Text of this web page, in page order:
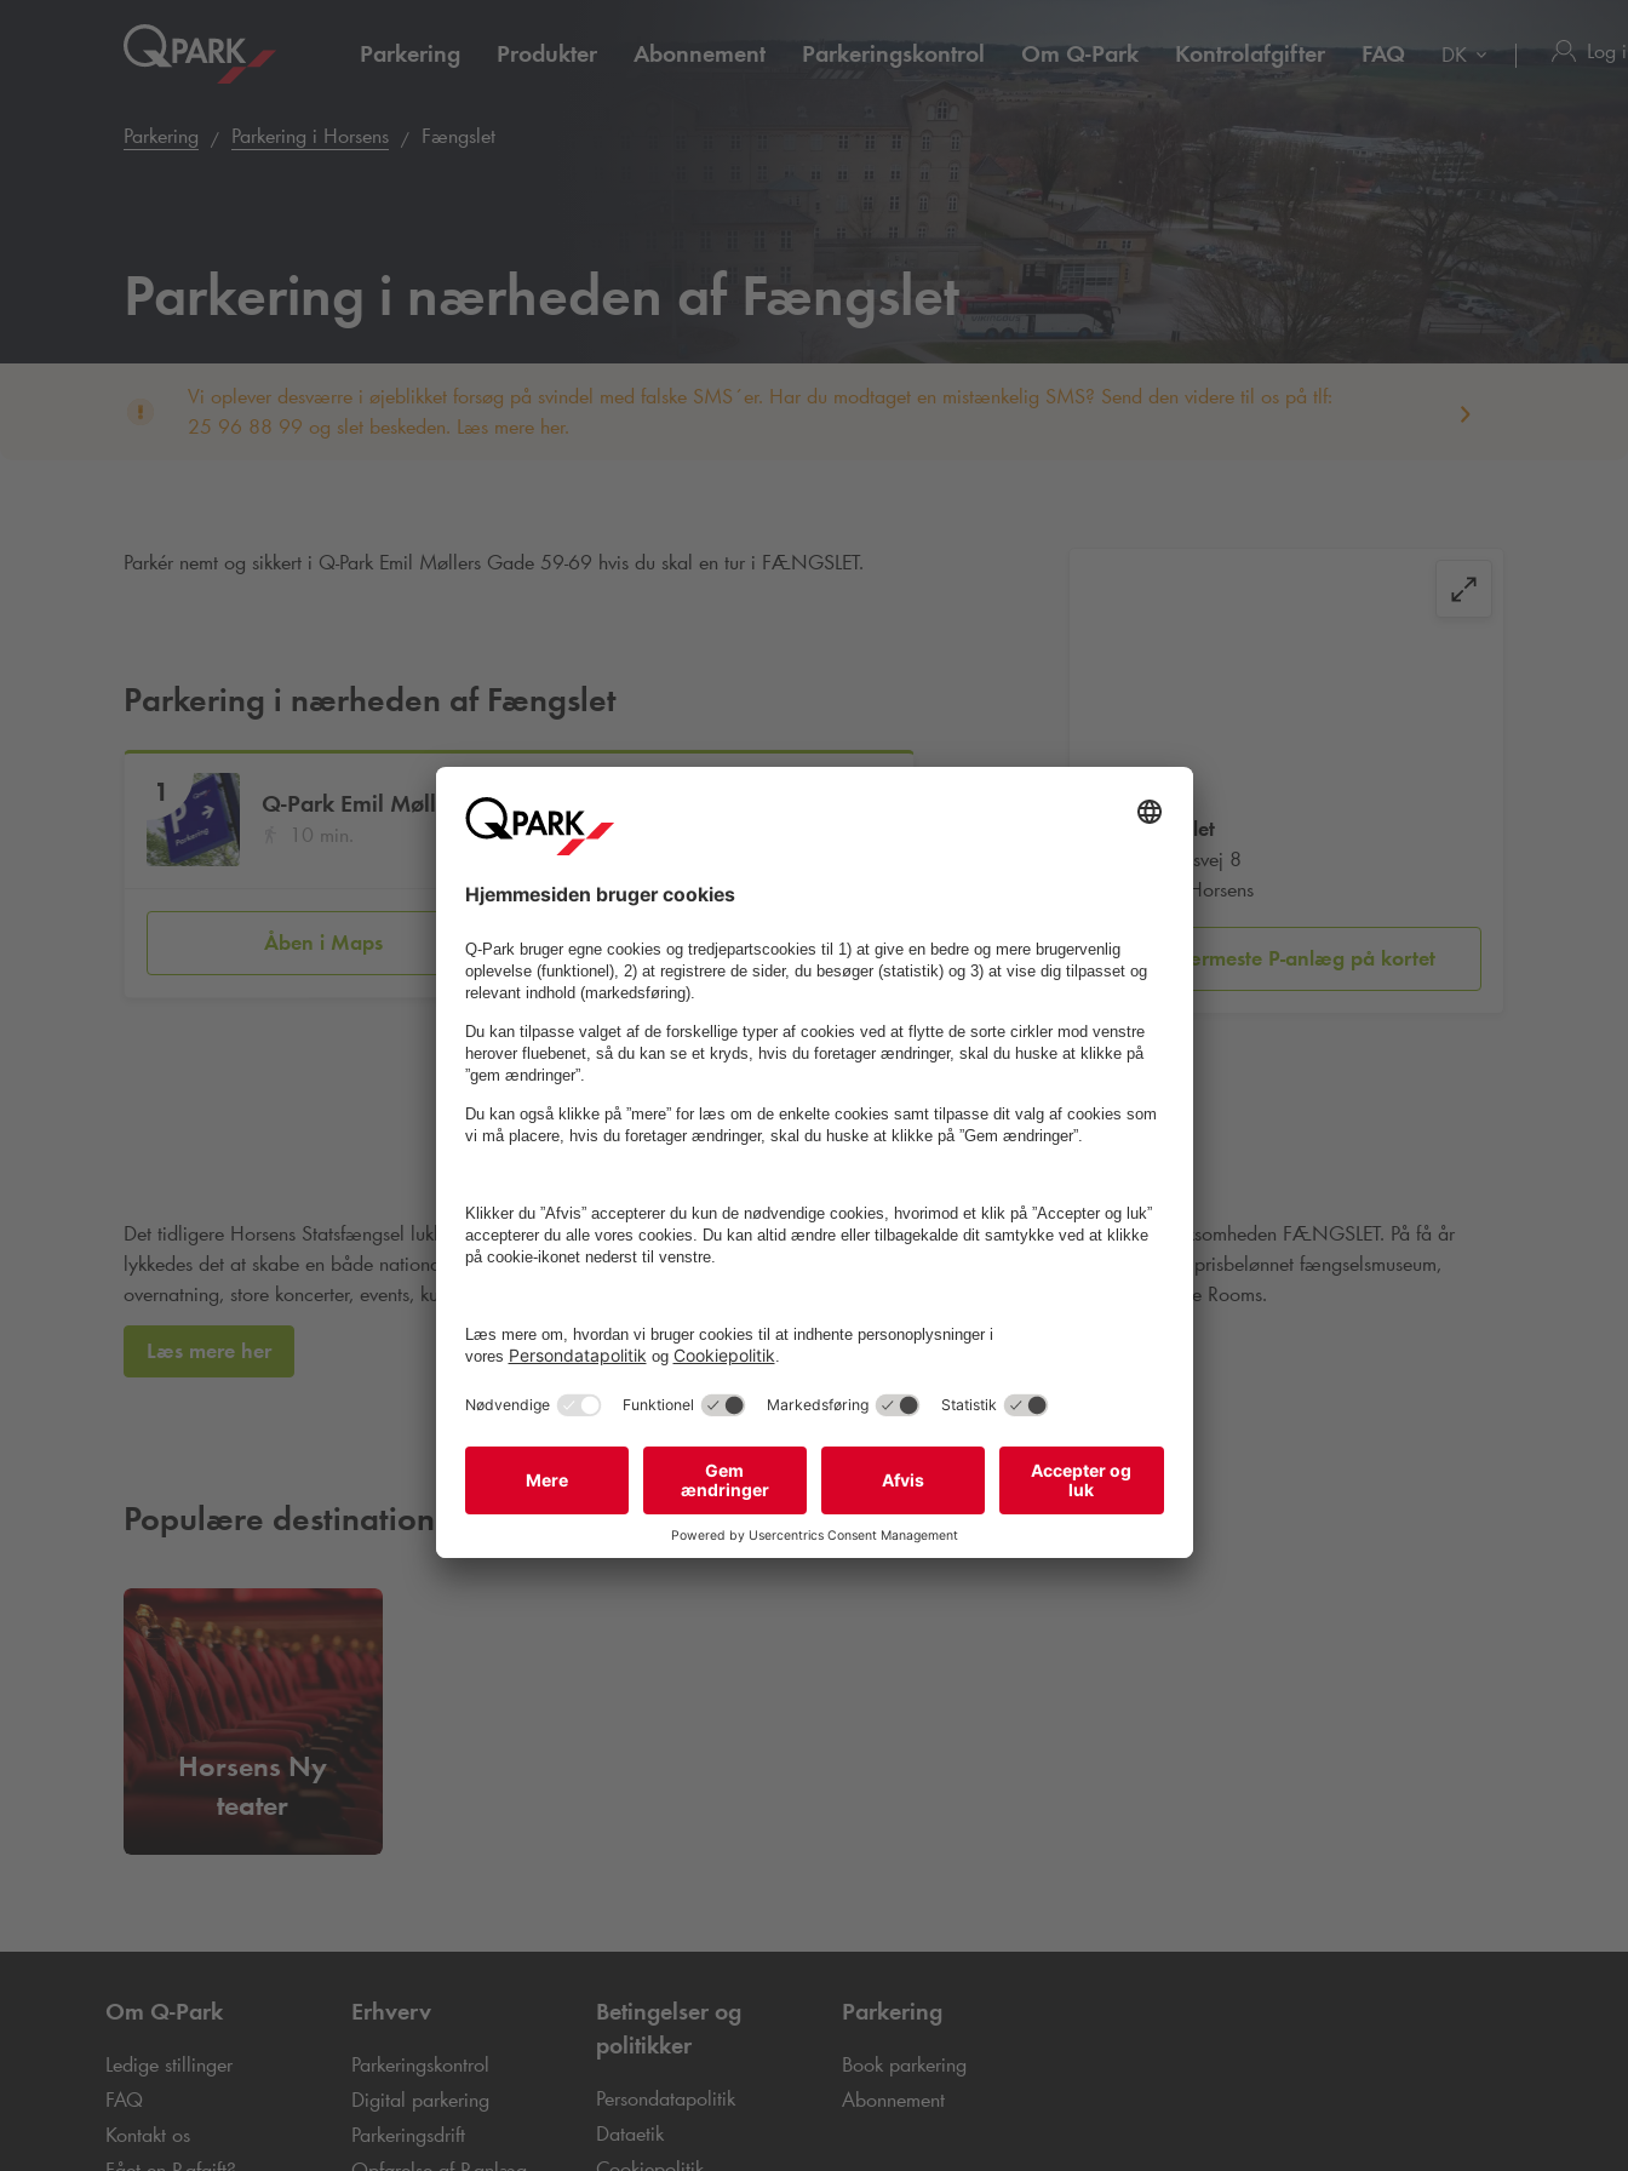
Parkering Produkter Abonnement Parkeringskontrol Om Q-Park Kontrolafgifter FAQ DK Log
Parkering Parkering i Horsens Fængslet
Parkering i nærheden af Fængslet
Vi oplever desværre i øjeblikket forsøg på svindel med falske SMS´er. Har du modtaget en mistænkelig SMS? Send den videre til os på tlf:
25 96 88 99 og slet beskeden. Læs mere her.
Fængslet
Fussingsvej 8
8700 Horsens
Vis nærmeste P-anlæg på kortet
Parkér nemt og sikkert i Q-Park Emil Møllers Gade 59-69 hvis du skal en tur i FÆNGSLET.
Parkering i nærheden af Fængslet
1 Q-Park Emil Møllers Gade 59-69
10 min.
Åben i Maps
Det tidligere Horsens Statsfængsel lukkede i 2006 efter mere end 150 år med fængselsdrift og åbnede i 2012 som oplevelsesvirksomheden FÆNGSLET. På få år
lykkedes det at skabe en både national og international anerkendt ramme for kultur og events. FÆNGSLET lægger i dag hus til et prisbelønnet fængselsmuseum,
overnatning, store koncerter, events, kulturfestivaler, møder og konferencer, kontorudleje, et brasserie, fodboldgolf og Locked Escape Rooms.
Læs mere her
Populære destinationer
Horsens Ny
teater
Om Q-Park
Ledige stillinger
FAQ
Kontakt os
Erhverv
Parkeringskontrol
Digital parkering
Parkeringsdrift
Betingelser og
politikker
Persondatapolitik
Dataetik
Parkering
Book parkering
Abonnement